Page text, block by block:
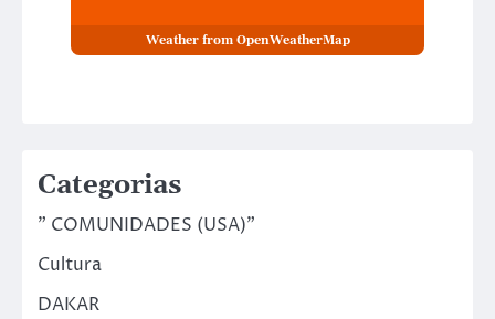
Weather from OpenWeatherMap
Categorias
" COMUNIDADES (USA)"
Cultura
DAKAR